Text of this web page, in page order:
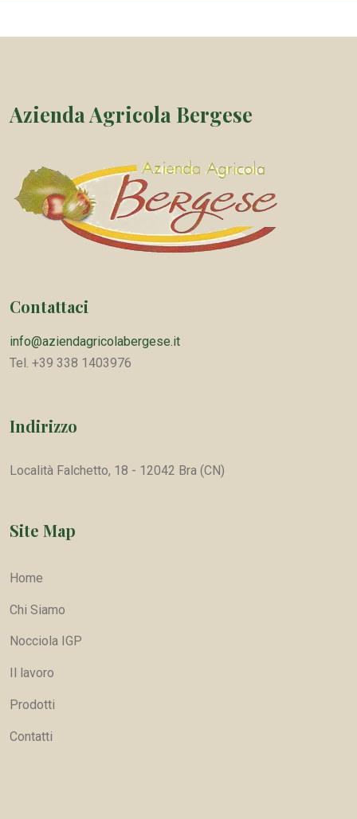
Azienda Agricola Bergese
Contattaci
info@aziendagricolabergese.it
Tel. +39 338 1403976
Indirizzo
Località Falchetto, 18 - 12042 Bra (CN)
Site Map
Home
Chi Siamo
Nocciola IGP
Il lavoro
Prodotti
Contatti